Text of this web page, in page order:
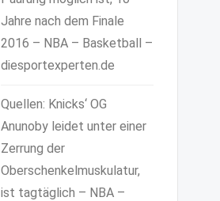
Jahre nach dem Finale
2016 – NBA – Basketball –
diesportexperten.de
Quellen: Knicks‘ OG
Anunoby leidet unter einer
Zerrung der
Oberschenkelmuskulatur,
ist tagtäglich – NBA –